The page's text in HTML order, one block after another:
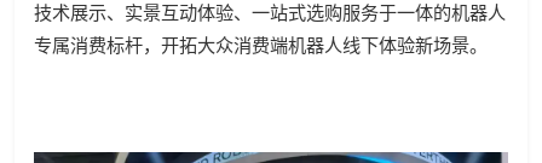
技术展示、实景互动体验、一站式选购服务于一体的机器人
专属消费标杆，开拓大众消费端机器人线下体验新场景。